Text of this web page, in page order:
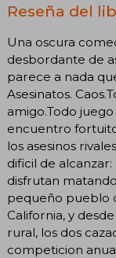
Reseña del
Una oscura
desbordante de
parece a nada
Asesinatos.
amigo.Todo
encuentro
los asesinos
dificil de
disfrutan
pequeño pueblo
California, y
rural, los dos
competicion